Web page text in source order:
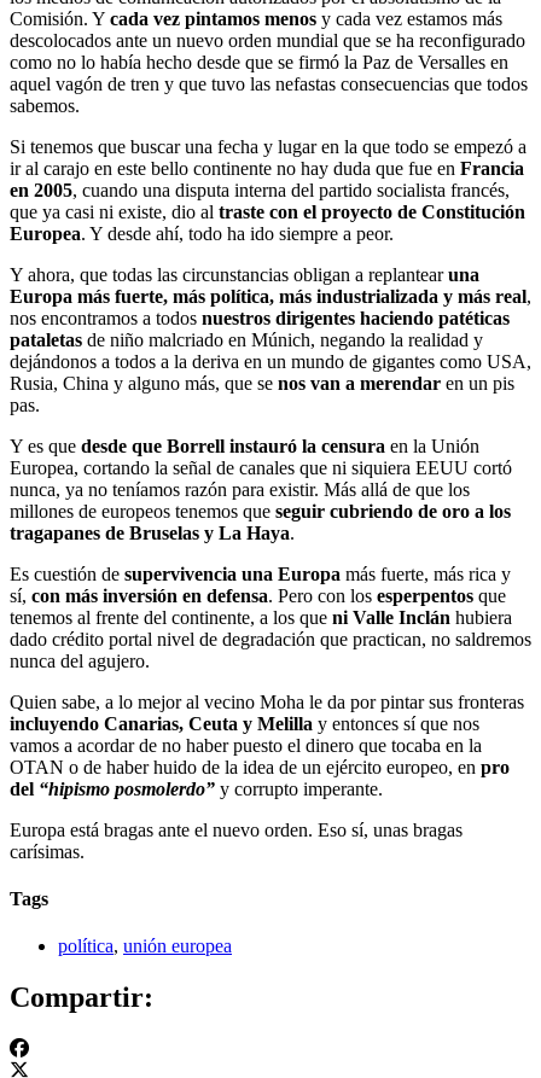
Comisión. Y cada vez pintamos menos y cada vez estamos más
descolocados ante un nuevo orden mundial que se ha reconfigurado
como no lo había hecho desde que se firmó la Paz de Versalles en
aquel vagón de tren y que tuvo las nefastas consecuencias que todos
sabemos.
Si tenemos que buscar una fecha y lugar en la que todo se empezó a
ir al carajo en este bello continente no hay duda que fue en Francia
en 2005, cuando una disputa interna del partido socialista francés,
que ya casi ni existe, dio al traste con el proyecto de Constitución
Europea. Y desde ahí, todo ha ido siempre a peor.
Y ahora, que todas las circunstancias obligan a replantearuna
Europa más fuerte, más política, más industrializada y más real,
nos encontramos a todos nuestros dirigentes haciendo patéticas
pataletas de niño malcriado en Múnich, negando la realidad y
dejándonos a todos a la deriva en un mundo de gigantes como USA,
Rusia, China y alguno más, que se nos van a merendar en un pis
pas.
Y es que desde que Borrell instauró la censura en la Unión
Europea, cortando la señal de canales que ni siquiera EEUU cortó
nunca, ya no teníamos razón para existir. Más allá de que los
millones de europeos tenemos que seguir cubriendo de oro a los
tragapanes de Bruselas y La Haya.
Es cuestión de supervivencia una Europa más fuerte, más rica y
sí, con más inversión en defensa. Pero con los esperpentos que
tenemos al frente del continente, a los que ni Valle Inclán hubiera
dado crédito portal nivel de degradación que practican, no saldremos
nunca del agujero.
Quien sabe, a lo mejor al vecino Moha le da por pintar sus fronteras
incluyendo Canarias, Ceuta y Melilla y entonces sí que nos
vamos a acordar de no haber puesto el dinero que tocaba en la
OTAN o de haber huido de la idea de un ejército europeo, en pro
del “hipismo posmolerdo” y corrupto imperante.
Europa está bragas ante el nuevo orden. Eso sí, unas bragas
carísimas.
Tags
política, unión europea
Compartir: